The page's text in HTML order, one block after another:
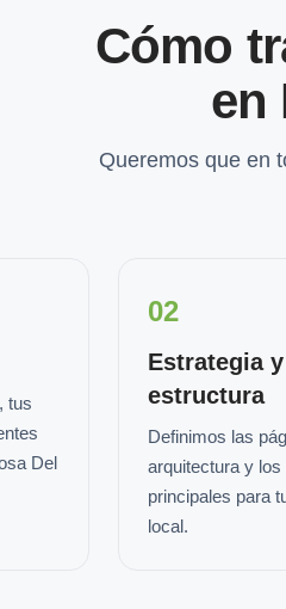
Cómo
en
Queremos que en
tus
Del
02
Estrategia y
estructura
Definimos las
arquitectura y
principales para
local.